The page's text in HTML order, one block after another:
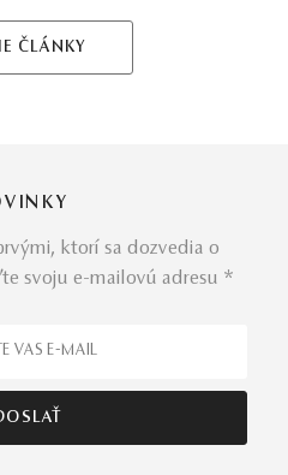
ČLÁNKY
ktorí sa dozvedia o
svoju e-mailovú adresu *